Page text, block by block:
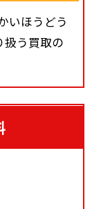
いほうどう
扱う買取の